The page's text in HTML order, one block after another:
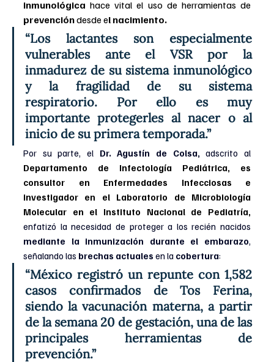
inmunológica hace vital el uso de herramientas de
prevención desde el nacimiento.
“Los lactantes son especialmente
vulnerables ante el VSR por la
inmadurez de su sistema inmunológico
y la fragilidad de su sistema
respiratorio. Por ello es muy
importante protegerles al nacer o al
inicio de su primera temporada.”
Por su parte, el Dr. Agustín de Colsa,
Departamento de Infectología Pediátrica, es
consultor en Enfermedades Infecciosas e
investigador en el Laboratorio de Microbiología
mediante la inmunización durante el embarazo,
señalando las brechas actuales en la cobertura:
“México registró un repunte con 1,582
casos confirmados de Tos Ferina,
siendo la vacunación materna, a partir
de la semana 20 de gestación, una de las
principales herramientas de
prevención.”